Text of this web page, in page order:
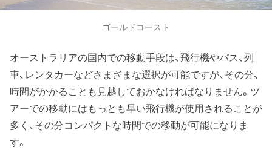
ゴールドコースト
オーストラリアの国内での移動手段は、飛行機やバス、列
車、レンタカーなどさまざまな選択が可能ですが、その分、
時間がかかることも見越しておかなければなりません。ツ
アーでの移動にはもっとも早い飛行機が使用されることが
多く、その分コンパクトな時間での移動が可能になりま
す。